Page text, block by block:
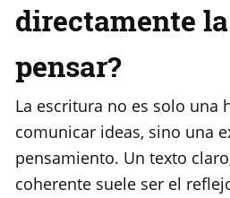
directamente
pensar?
La escritura no es solo una
comunicar ideas, sino una
pensamiento. Un texto
coherente suele ser el